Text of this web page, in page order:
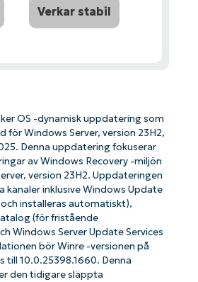
Verkar stabil
OS -dynamisk uppdatering som
för Windows Server, version 23H2,
Denna uppdatering fokuserar
av Windows Recovery -miljön
version 23H2. Uppdateringen
kanaler inklusive Windows Update
installeras automatiskt),
(för fristående
Windows Server Update Services
bör Winre -versionen på
till 10.0.25398.1660. Denna
den tidigare släppta